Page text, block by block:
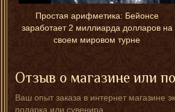
Простая арифметика: Бейонсе
заработает 2 миллиарда долларов на
своем мировом турне
Отзыв о магазине или
Ваш опыт заказа в интернет магазине
подарка или сувенира.